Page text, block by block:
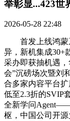
举彰显...423世
2026-05-28 22:48
首发上线鸿蒙
异，新机集成30+
采办即获抽机遇
会”沉磅场次暨刘
合多家内容平台扩
低至2.3折的SVIP
全新学问
枢，中国公司开